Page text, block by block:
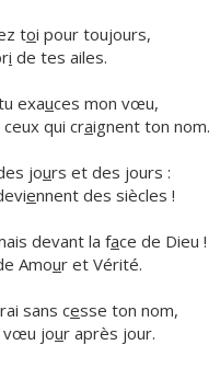
toi pour toujours,
i de tes ailes.
exauces mon vœu,
qui craignent ton nom.
jours et des jours :
ennent des siècles !
devant la face de Dieu !
Amour et Vérité.
sans cesse ton nom,
vœu jour après jour.